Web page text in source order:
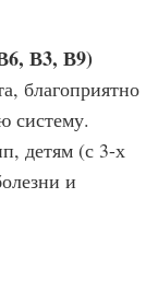
В3, В9)
благоприятно
систему.
детям (с 3-х
и